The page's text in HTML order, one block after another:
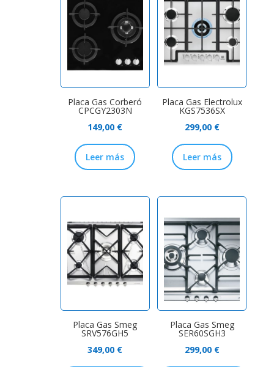
Placa Gas Corberó
CPCGY2303N
149,00 €
Leer más
Placa Gas Electrolux
KGS7536SX
299,00 €
Leer más
Placa Gas Smeg
SRV576GH5
349,00 €
Placa Gas Smeg
SER60SGH3
299,00 €